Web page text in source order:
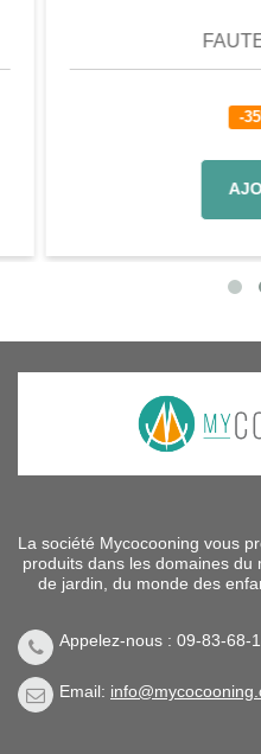
La société Mycocooning vous
produits dans les domaines du
de jardin, du monde des
Appelez-nous : 09-83-68-
Email: